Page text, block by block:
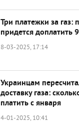
Три платежки за газ:
придется доплатить
8-03-2025, 17:14
Украинцам
доставку газа:
платить с января
4-01-2025, 10:41